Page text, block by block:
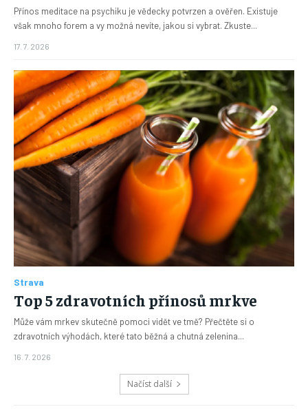
Přínos meditace na psychiku je vědecky potvrzen a ověřen. Existuje
však mnoho forem a vy možná nevíte, jakou si vybrat. Zkuste...
17. 7. 2026
Strava
Top 5 zdravotních přínosů mrkve
Může vám mrkev skutečně pomoci vidět ve tmě? Přečtěte si o
zdravotních výhodách, které tato běžná a chutná zelenina...
16. 7. 2026
Načíst další